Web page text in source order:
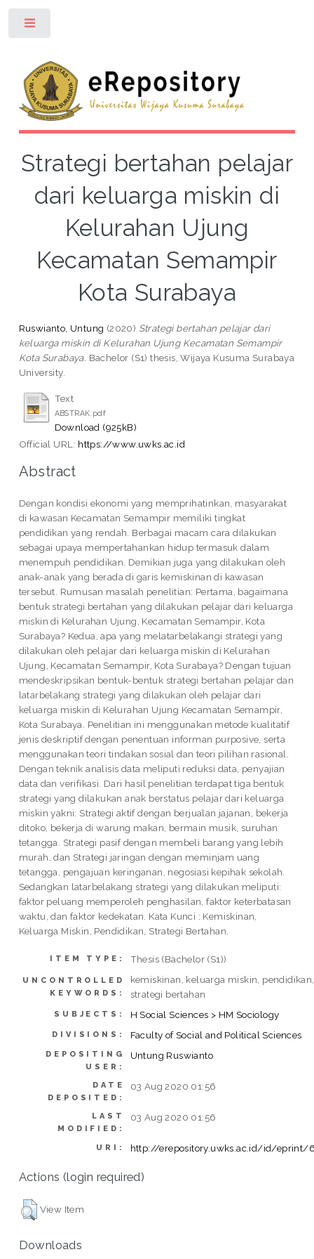
Strategi bertahan pelajar
dari keluarga miskin di
Kelurahan Ujung
Kecamatan Semampir
Kota Surabaya
Ruswianto, Untung (2020) Strategi bertahan pelajar dari
keluarga miskin di Kelurahan Ujung Kecamatan Semampir
Kota Surabaya. Bachelor (S1) thesis, Wijaya Kusuma Surabaya
University.
Text
ABSTRAK.pdf
Download (925kB)
Official URL: https://www.uwks.ac.id
Abstract
Dengan kondisi ekonomi yang memprihatinkan, masyarakat
di kawasan Kecamatan Semampir memiliki tingkat
pendidikan yang rendah. Berbagai macam cara dilakukan
sebagai upaya mempertahankan hidup termasuk dalam
menempuh pendidikan. Demikian juga yang dilakukan oleh
anak-anak yang berada di garis kemiskinan di kawasan
tersebut. Rumusan masalah penelitian: Pertama, bagaimana
bentuk strategi bertahan yang dilakukan pelajar dari keluarga
miskin di Kelurahan Ujung, Kecamatan Semampir, Kota
Surabaya? Kedua, apa yang melatarbelakangi strategi yang
dilakukan oleh pelajar dari keluarga miskin di Kelurahan
Ujung, Kecamatan Semampir, Kota Surabaya? Dengan tujuan
mendeskripsikan bentuk-bentuk strategi bertahan pelajar dan
latarbelakang strategi yang dilakukan oleh pelajar dari
keluarga miskin di Kelurahan Ujung Kecamatan Semampir,
Kota Surabaya. Penelitian ini menggunakan metode kualitatif
jenis deskriptif dengan penentuan informan purposive, serta
menggunakan teori tindakan sosial dan teori pilihan rasional.
Dengan teknik analisis data meliputi reduksi data, penyajian
data dan verifikasi. Dari hasil penelitian terdapat tiga bentuk
strategi yang dilakukan anak berstatus pelajar dari keluarga
miskin yakni: Strategi aktif dengan berjualan jajanan, bekerja
ditoko, bekerja di warung makan, bermain musik, suruhan
tetangga. Strategi pasif dengan membeli barang yang lebih
murah, dan Strategi jaringan dengan meminjam uang
tetangga, pengajuan keringanan, negosiasi kepihak sekolah.
Sedangkan latarbelakang strategi yang dilakukan meliputi:
faktor peluang memperoleh penghasilan, faktor keterbatasan
waktu, dan faktor kedekatan. Kata Kunci : Kemiskinan,
Keluarga Miskin, Pendidikan, Strategi Bertahan.
ITEM TYPE: Thesis (Bachelor (S1))
UNCONTROLLED
KEYWORDS:
kemiskinan, keluarga miskin, pendidikan,
strategi bertahan
SUBJECTS: H Social Sciences > HM Sociology
DIVISIONS: Faculty of Social and Political Sciences
DEPOSITING
USER:
Untung Ruswianto
DATE
DEPOSITED:
03 Aug 2020 01:56
LAST
MODIFIED:
03 Aug 2020 01:56
URI: http://erepository.uwks.ac.id/id/eprint/
Actions (login required)
View Item
Downloads